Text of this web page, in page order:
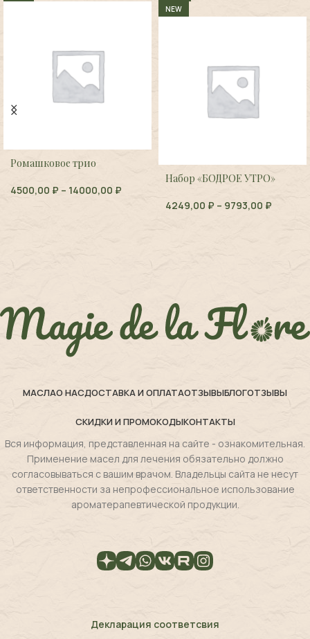
Ромашковое трио
4500,00 ₽ – 14000,00 ₽
NEW
Набор «БОДРОЕ УТРО»
4249,00 ₽ – 9793,00 ₽
МАСЛАО НАСДОСТАВКА И ОПЛАТАОТЗЫВЫБЛОГОТЗЫВЫ
СКИДКИ И ПРОМОКОДЫКОНТАКТЫ
Вся информация, представленная на сайте - ознакомительная.
Применение масел для лечения обязательно должно
согласовываться с вашим врачом. Владельцы сайта не несут
ответственности за непрофессиональное использование
ароматерапевтической продукции.
Декларация соответсвия